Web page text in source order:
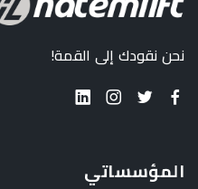
نحن نقودك إلى القمة!
المؤسساتي